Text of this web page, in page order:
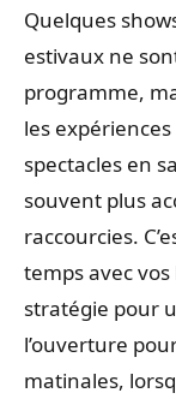
Quelques
estivaux ne
programme,
les
spectacles en
souvent plus
raccourcies.
temps avec
stratégie pour
l’ouverture
matinales,